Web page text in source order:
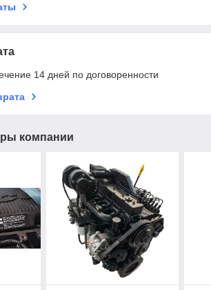
14 дней по договоренности
компании